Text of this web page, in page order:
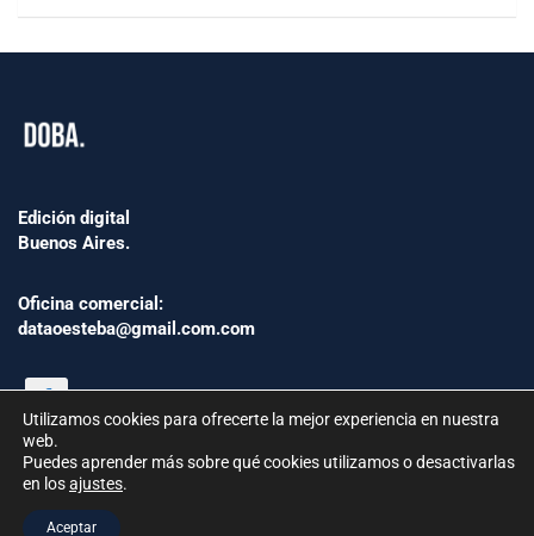
Edición digital
Buenos Aires.
Oficina comercial:
dataoesteba@gmail.com.com
Utilizamos cookies para ofrecerte la mejor experiencia en nuestra
web.
Puedes aprender más sobre qué cookies utilizamos o desactivarlas
en losajustes.
Aceptar